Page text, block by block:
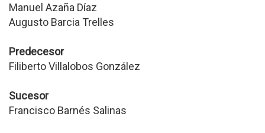
Manuel Azaña Díaz
Augusto Barcia Trelles
Predecesor
Filiberto Villalobos González
Sucesor
Francisco Barnés Salinas